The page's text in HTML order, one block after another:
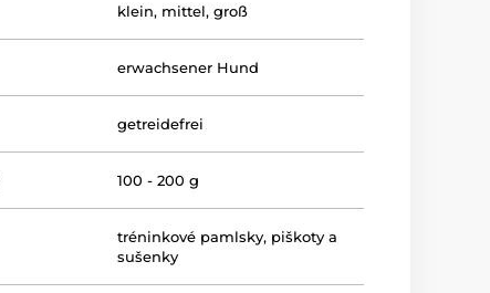
klein, mittel,groß
erwachsener Hund
getreidefrei
100 - 200 g
tréninkové pamlsky, piškoty a
sušenky